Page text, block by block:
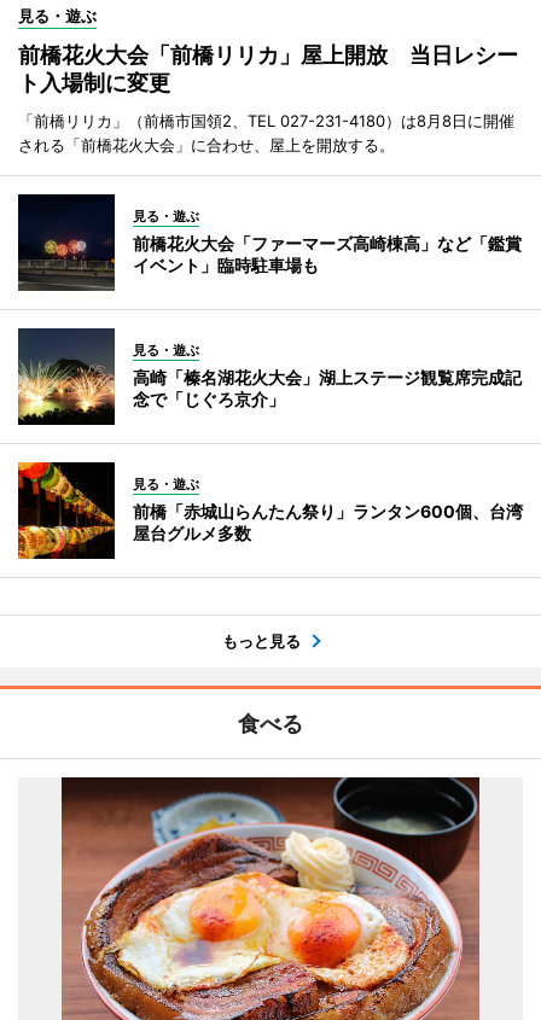
見る・遊ぶ
前橋花火大会「前橋リリカ」屋上開放 当日レシー
ト入場制に変更
「前橋リリカ」（前橋市国領2、TEL 027-231-4180）は8月8日に開催
される「前橋花火大会」に合わせ、屋上を開放する。
見る・遊ぶ
前橋花火大会「ファーマーズ高崎棟高」など「鑑賞
イベント」臨時駐車場も
見る・遊ぶ
高崎「榛名湖花火大会」湖上ステージ観覧席完成記
念で「じぐろ京介」
見る・遊ぶ
前橋「赤城山らんたん祭り」ランタン600個、台湾
屋台グルメ多数
もっと見る
食べる